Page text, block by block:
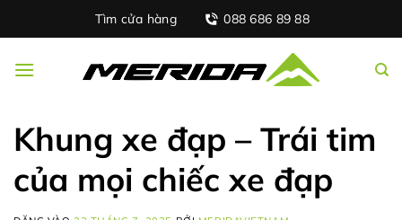
dung
Tìm cửa hàng 088 686 89 88
Khung xe đạp – Trái tim
của mọi chiếc xe đạp